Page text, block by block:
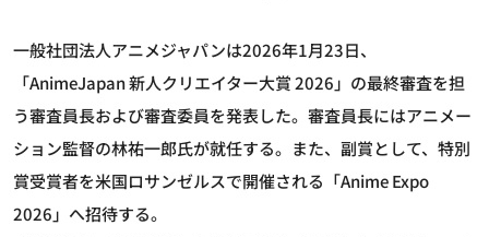
一般社団法人アニメジャパンは2026年1月23日、
「AnimeJapan 新人クリエイター大賞 2026」の最終審査を担
う審査員長および審査委員を発表した。審査員長にはアニメー
ション監督の林祐一郎氏が就任する。また、副賞として、特別
賞受賞者を米国ロサンゼルスで開催される「Anime Expo
2026」へ招待する。